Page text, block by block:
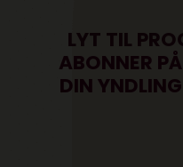
LYT TIL
ABONNER PÅ
DIN